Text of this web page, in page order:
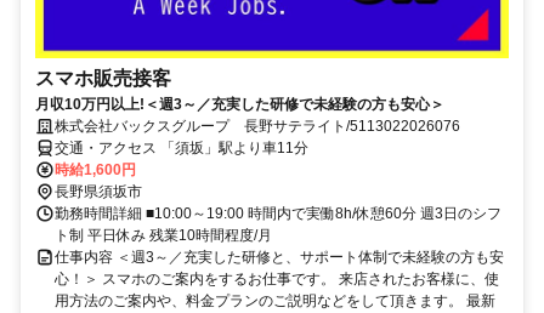
スマホ販売接客
月収10万円以上!＜週3～／充実した研修で未経験の方も安心＞
株式会社バックスグループ 長野サテライト/5113022026076
交通・アクセス 「須坂」駅より車11分
時給1,600円
長野県須坂市
勤務時間詳細 ■10:00～19:00 時間内で実働8h/休憩60分 週3日のシフ
ト制 平日休み 残業10時間程度/月
仕事内容 ＜週3～／充実した研修と、サポート体制で未経験の方も安
心！＞ スマホのご案内をするお仕事です。 来店されたお客様に、使
用方法のご案内や、料金プランのご説明などをして頂きます。 最新